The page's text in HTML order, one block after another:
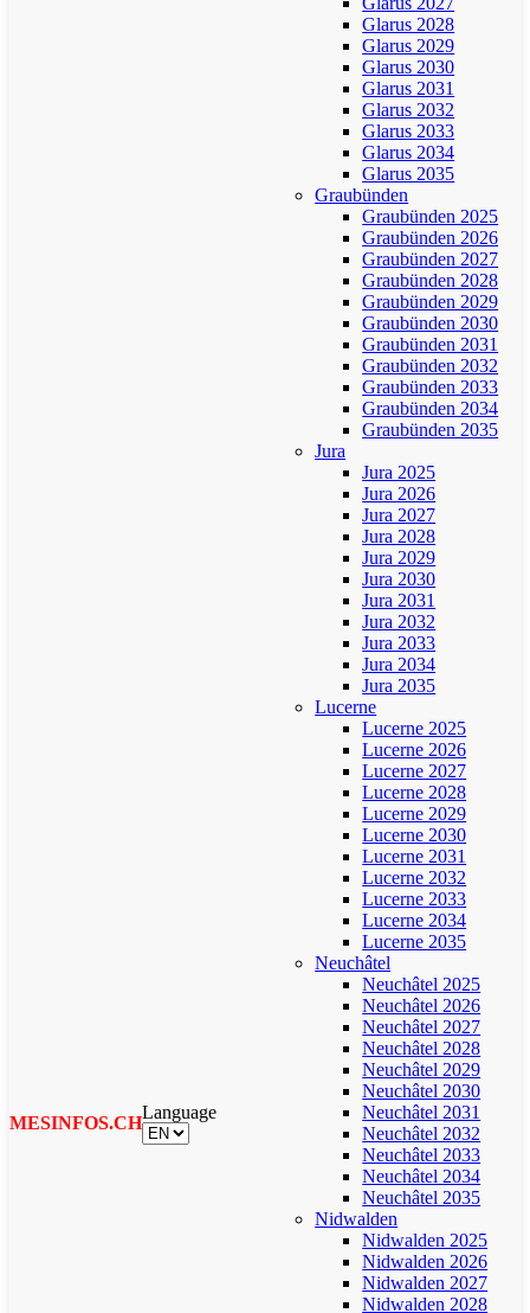
MESINFOS.CH
Language
Glarus 2028
Glarus 2029
Glarus 2030
Glarus 2031
Glarus 2032
Glarus 2033
Glarus 2034
Glarus 2035
Graubünden
Graubünden 2025
Graubünden 2026
Graubünden 2027
Graubünden 2028
Graubünden 2029
Graubünden 2030
Graubünden 2031
Graubünden 2032
Graubünden 2033
Graubünden 2034
Graubünden 2035
Jura
Jura 2025
Jura 2026
Jura 2027
Jura 2028
Jura 2029
Jura 2030
Jura 2031
Jura 2032
Jura 2033
Jura 2034
Jura 2035
Lucerne
Lucerne 2025
Lucerne 2026
Lucerne 2027
Lucerne 2028
Lucerne 2029
Lucerne 2030
Lucerne 2031
Lucerne 2032
Lucerne 2033
Lucerne 2034
Lucerne 2035
Neuchâtel
Neuchâtel 2025
Neuchâtel 2026
Neuchâtel 2027
Neuchâtel 2028
Neuchâtel 2029
Neuchâtel 2030
Neuchâtel 2031
Neuchâtel 2032
Neuchâtel 2033
Neuchâtel 2034
Neuchâtel 2035
Nidwalden
Nidwalden 2025
Nidwalden 2026
Nidwalden 2027
Nidwalden 2028